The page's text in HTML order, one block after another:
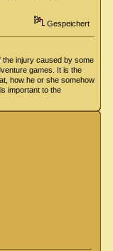
Gespeichert
the injury caused by some
games. It is the
how he or she somehow
important to the